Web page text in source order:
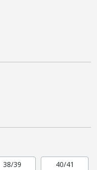
38/39 40/41